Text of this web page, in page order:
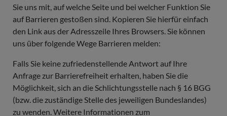
Sie uns mit, auf welche Seite und bei welcher Funktion Sie
auf Barrieren gestoßen sind. Kopieren Sie hierfür einfach
den Link aus der Adresszeile Ihres Browsers. Sie können
uns über folgende Wege Barrieren melden:
Falls Sie keine zufriedenstellende Antwort auf Ihre
Anfrage zur Barrierefreiheit erhalten, haben Sie die
Möglichkeit, sich an die Schlichtungsstelle nach § 16 BGG
(bzw. die zuständige Stelle des jeweiligen Bundeslandes)
zu wenden.Weitere Informationen zum